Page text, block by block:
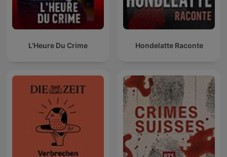
L'Heure Du Crime Hondelatte Raconte